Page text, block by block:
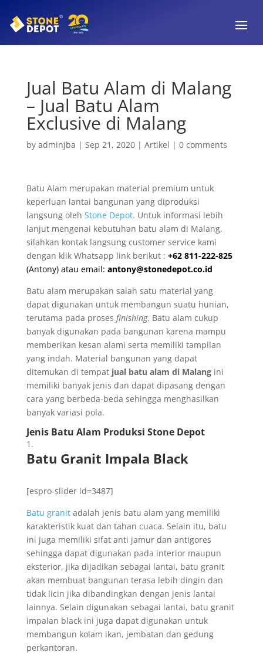
Jual Batu Alam di Malang
– Jual Batu Alam
Exclusive di Malang
by adminjba | Sep 21, 2020| Artikel | 0 comments
Batu Alam merupakan material premium untuk
keperluan lantai bangunan yang diproduksi
langsung oleh Stone Depot. Untuk informasi lebih
lanjut mengenai kebutuhan batu alam di Malang,
silahkan kontak langsung customer service kami
dengan klik Whatsapp link berikut : +62 811-222-825
(Antony) atau email: antony@stonedepot.co.id
Batu alam merupakan salah satu material yang
dapat digunakan untuk membangun suatu hunian,
terutama pada proses finishing. Batu alam cukup
banyak digunakan pada bangunan karena mampu
memberikan kesan alami serta memiliki tampilan
yang indah. Material bangunan yang dapat
ditemukan di tempat jual batu alam di Malangini
memiliki banyak jenis dan dapat dipasang dengan
cara yang berbeda-beda sehingga menghasilkan
banyak variasi pola.
Jenis Batu Alam Produksi Stone Depot
Batu Granit Impala Black
[espro-slider id=3487]
Batu granitadalah jenis batu alam yang memiliki
karakteristik kuat dan tahan cuaca. Selain itu, batu
ini juga memiliki sifat anti jamur dan antigores
sehingga dapat digunakan pada interior maupun
eksterior, jika dijadikan sebagai lantai, batu granit
akan membuat bangunan terasa lebih dingin dan
tidak licin jika dibandingkan dengan jenis lantai
lainnya. Selain digunakan sebagai lantai, batu granit
impalan black ini juga dapat digunakan untuk
membangun kolam ikan, jembatan dan gedung
perkantoran.